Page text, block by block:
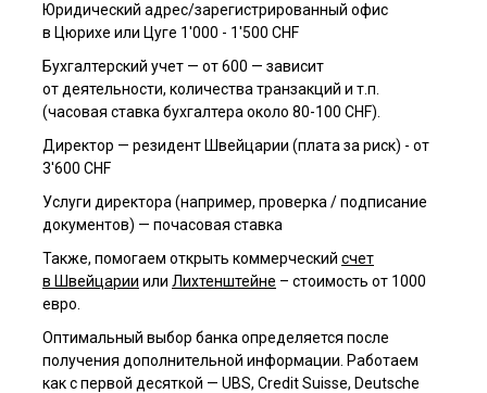
Юридический адрес/зарегистрированный офис
в Цюрихе или Цуге 1'000 - 1'500 CHF
Бухгалтерский учет — от 600 — зависит
от деятельности, количества транзакций и т.п.
(часовая ставка бухгалтера около 80-100 CHF).
Директор — резидент Швейцарии (плата за риск) - от
3'600 CHF
Услуги директора (например, проверка / подписание
документов) — почасовая ставка
Также, помогаем открыть коммерческий счет
в Швейцарии или Лихтенштейне – стоимость от 1000
евро.
Оптимальный выбор банка определяется после
получения дополнительной информации. Работаем
как с первой десяткой — UBS, Credit Suisse, Deutsche